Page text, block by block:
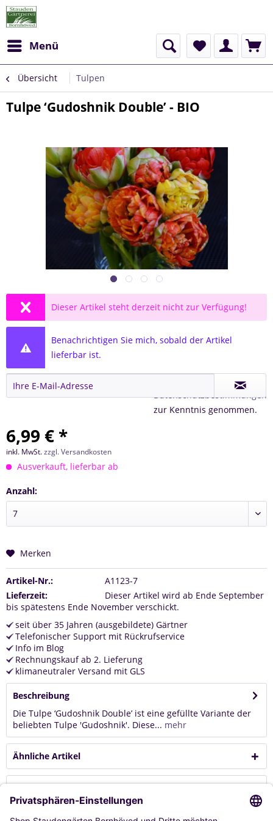
Menü
Übersicht Tulpen
Tulpe ‘Gudoshnik Double’ - BIO
Dieser Artikel steht derzeit nicht zur Verfügung!
Benachrichtigen Sie mich, sobald der Artikel
lieferbar ist.
Datenschutzbestimmungen
zur Kenntnis genommen.
6,99 € *
inkl. MwSt.zzgl. Versandkosten
Ausverkauft, lieferbar ab
Anzahl:
Merken
Artikel-Nr.:
A1123-7
Lieferzeit:
Dieser Artikel wird ab Ende September
bis spätestens Ende November verschickt.
seit über 35 Jahren (ausgebildete) Gärtner
Telefonischer Support mit Rückrufservice
Info im Blog
Rechnungskauf ab 2. Lieferung
klimaneutraler Versand mit GLS
Beschreibung
Die Tulpe ‘Gudoshnik Double’ ist eine gefüllte Variante der
beliebten Tulpe 'Gudoshnik'. Diese... mehr
Ähnliche Artikel
Kunden kauften auch